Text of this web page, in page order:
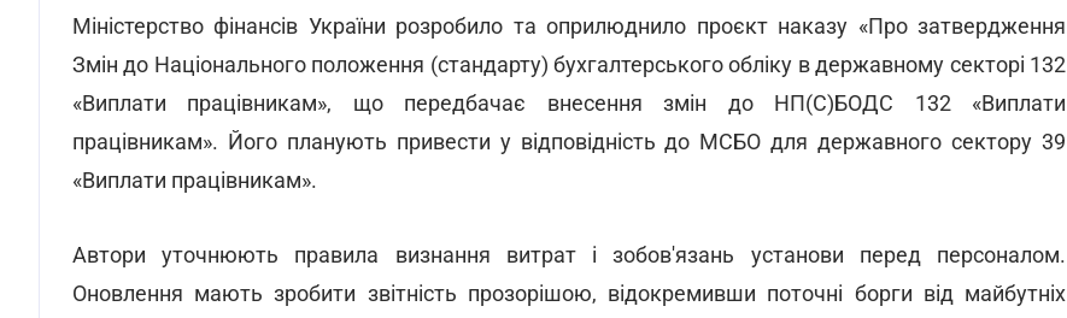
Міністерство фінансів України розробило та оприлюднило проєкт наказу «Про затвердження
Змін до Національного положення (стандарту) бухгалтерського обліку в державному секторі 132
«Виплати працівникам», що передбачає внесення змін до НП(С)БОДС 132 «Виплати
працівникам». Його планують привести у відповідність до МСБО для державного сектору 39
«Виплати працівникам».
Автори уточнюють правила визнання витрат і зобов'язань установи перед персоналом.
Оновлення мають зробити звітність прозорішою, відокремивши поточні борги від майбутніх